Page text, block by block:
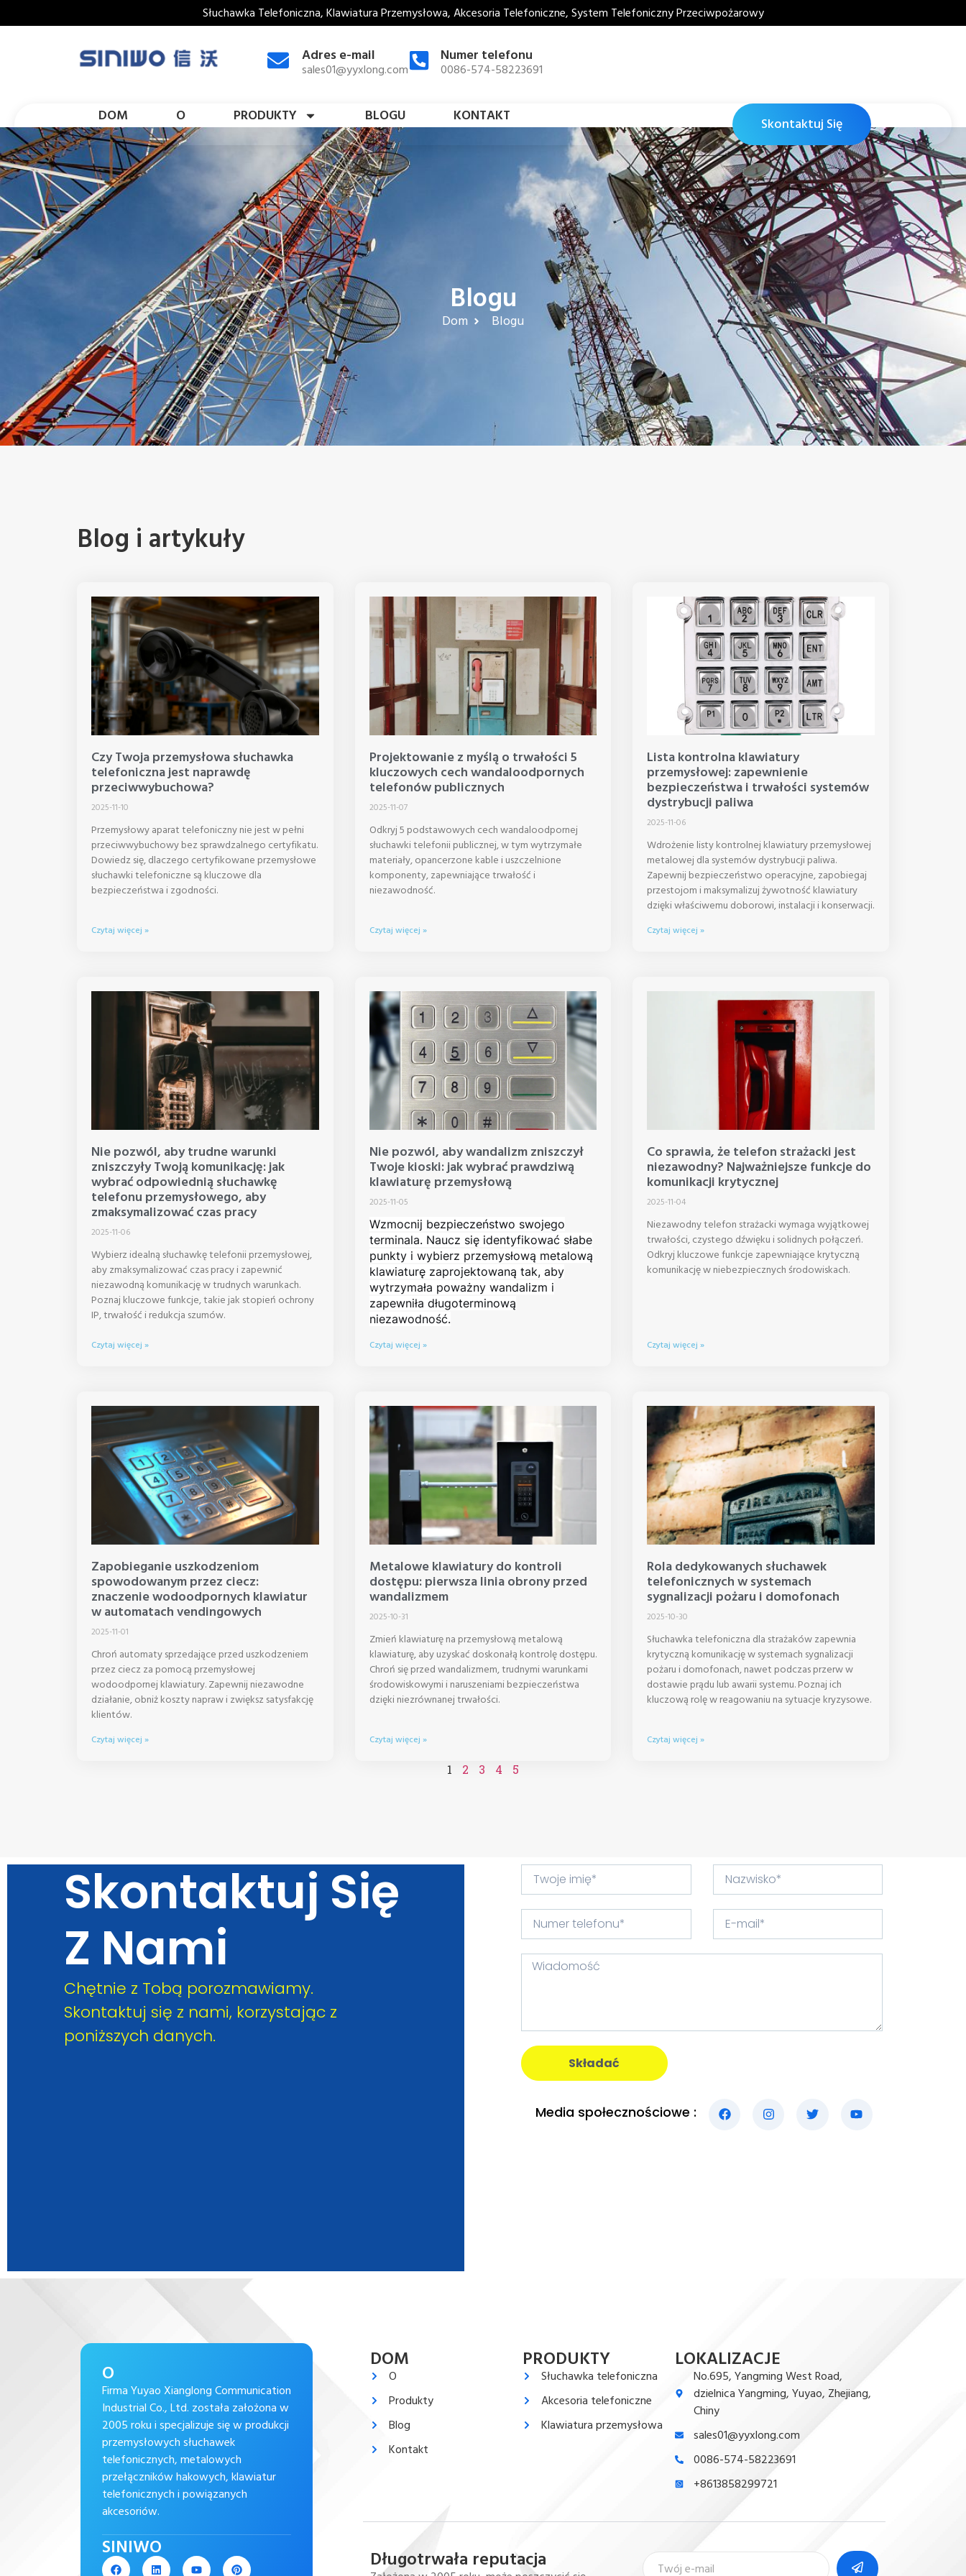
Słuchawka Telefoniczna, Klawiatura Przemysłowa, Akcesoria Telefoniczne, System Telefoniczny Przeciwpożarowy
Adres e-mail
sales01@yyxlong.com
Numer telefonu
0086-574-58223691
DOM O PRODUKTY BLOGU KONTAKT Skontaktuj Się
Blogu
Dom Blogu
Blog i artykuły
Czy Twoja przemysłowa słuchawka
telefoniczna jest naprawdę
przeciwwybuchowa?
2025-11-10
Przemysłowy aparat telefoniczny nie jest w pełni
przeciwwybuchowy bez sprawdzalnego certyfikatu.
Dowiedz się, dlaczego certyfikowane przemysłowe
słuchawki telefoniczne są kluczowe dla
bezpieczeństwa i zgodności.
Czytaj więcej »
Projektowanie z myślą o trwałości 5
kluczowych cech wandaloodpornych
telefonów publicznych
2025-11-07
Odkryj 5 podstawowych cech wandaloodpornej
słuchawki telefonii publicznej, w tym wytrzymałe
materiały, opancerzone kable i uszczelnione
komponenty, zapewniające trwałość i
niezawodność.
Czytaj więcej »
Lista kontrolna klawiatury
przemysłowej: zapewnienie
bezpieczeństwa i trwałości systemów
dystrybucji paliwa
2025-11-06
Wdrożenie listy kontrolnej klawiatury przemysłowej
metalowej dla systemów dystrybucji paliwa.
Zapewnij bezpieczeństwo operacyjne, zapobiegaj
przestojom i maksymalizuj żywotność klawiatury
dzięki właściwemu doborowi, instalacji i konserwacji.
Czytaj więcej »
Nie pozwól, aby trudne warunki
zniszczyły Twoją komunikację: jak
wybrać odpowiednią słuchawkę
telefonu przemysłowego, aby
zmaksymalizować czas pracy
2025-11-06
Wybierz idealną słuchawkę telefonii przemysłowej,
aby zmaksymalizować czas pracy i zapewnić
niezawodną komunikację w trudnych warunkach.
Poznaj kluczowe funkcje, takie jak stopień ochrony
IP, trwałość i redukcja szumów.
Czytaj więcej »
Nie pozwól, aby wandalizm zniszczył
Twoje kioski: jak wybrać prawdziwą
klawiaturę przemysłową
2025-11-05
Wzmocnij bezpieczeństwo swojego
terminala. Naucz się identyfikować słabe
punkty i wybierz przemysłową metalową
klawiaturę zaprojektowaną tak, aby
wytrzymała poważny wandalizm i
zapewniła długoterminową
niezawodność.
Czytaj więcej »
Co sprawia, że ​​telefon strażacki jest
niezawodny? Najważniejsze funkcje do
komunikacji krytycznej
2025-11-04
Niezawodny telefon strażacki wymaga wyjątkowej
trwałości, czystego dźwięku i solidnych połączeń.
Odkryj kluczowe funkcje zapewniające krytyczną
komunikację w niebezpiecznych środowiskach.
Czytaj więcej »
Zapobieganie uszkodzeniom
spowodowanym przez ciecz:
znaczenie wodoodpornych klawiatur
w automatach vendingowych
2025-11-01
Chroń automaty sprzedające przed uszkodzeniem
przez ciecz za pomocą przemysłowej
wodoodpornej klawiatury. Zapewnij niezawodne
działanie, obniż koszty napraw i zwiększ satysfakcję
klientów.
Czytaj więcej »
Metalowe klawiatury do kontroli
dostępu: pierwsza linia obrony przed
wandalizmem
2025-10-31
Zmień klawiaturę na przemysłową metalową
klawiaturę, aby uzyskać doskonałą kontrolę dostępu.
Chroń się przed wandalizmem, trudnymi warunkami
środowiskowymi i naruszeniami bezpieczeństwa
dzięki niezrównanej trwałości.
Czytaj więcej »
Rola dedykowanych słuchawek
telefonicznych w systemach
sygnalizacji pożaru i domofonach
2025-10-30
Słuchawka telefoniczna dla strażaków zapewnia
krytyczną komunikację w systemach sygnalizacji
pożaru i domofonach, nawet podczas przerw w
dostawie prądu lub awarii systemu. Poznaj ich
kluczową rolę w reagowaniu na sytuacje kryzysowe.
Czytaj więcej »
1 2 3 4 5
Skontaktuj Się
Z Nami
Chętnie z Tobą porozmawiamy.
Skontaktuj się z nami, korzystając z
poniższych danych.
Składać
Media społecznościowe :
O
Firma Yuyao Xianglong Communication
Industrial Co., Ltd. została założona w
2005 roku i specjalizuje się w produkcji
przemysłowych słuchawek
telefonicznych, metalowych
przełączników hakowych, klawiatur
telefonicznych i powiązanych
akcesoriów.
SINIWO
DOM
O
Produkty
Blog
Kontakt
PRODUKTY
Słuchawka telefoniczna
Akcesoria telefoniczne
Klawiatura przemysłowa
LOKALIZACJE
No.695, Yangming West Road,
dzielnica Yangming, Yuyao, Zhejiang,
Chiny
sales01@yyxlong.com
0086-574-58223691
+8613858299721
Długotrwała reputacja